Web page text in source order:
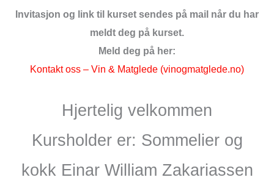
Invitasjon og link til kurset sendes på mail når du har
meldt deg på kurset.
Meld deg på her:
Kontakt oss – Vin & Matglede (vinogmatglede.no)
Hjertelig velkommen
Kursholder er: Sommelier og
kokk Einar William Zakariassen